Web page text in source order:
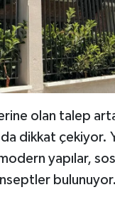
olan talep
dikkat çekiyor.
yapılar,